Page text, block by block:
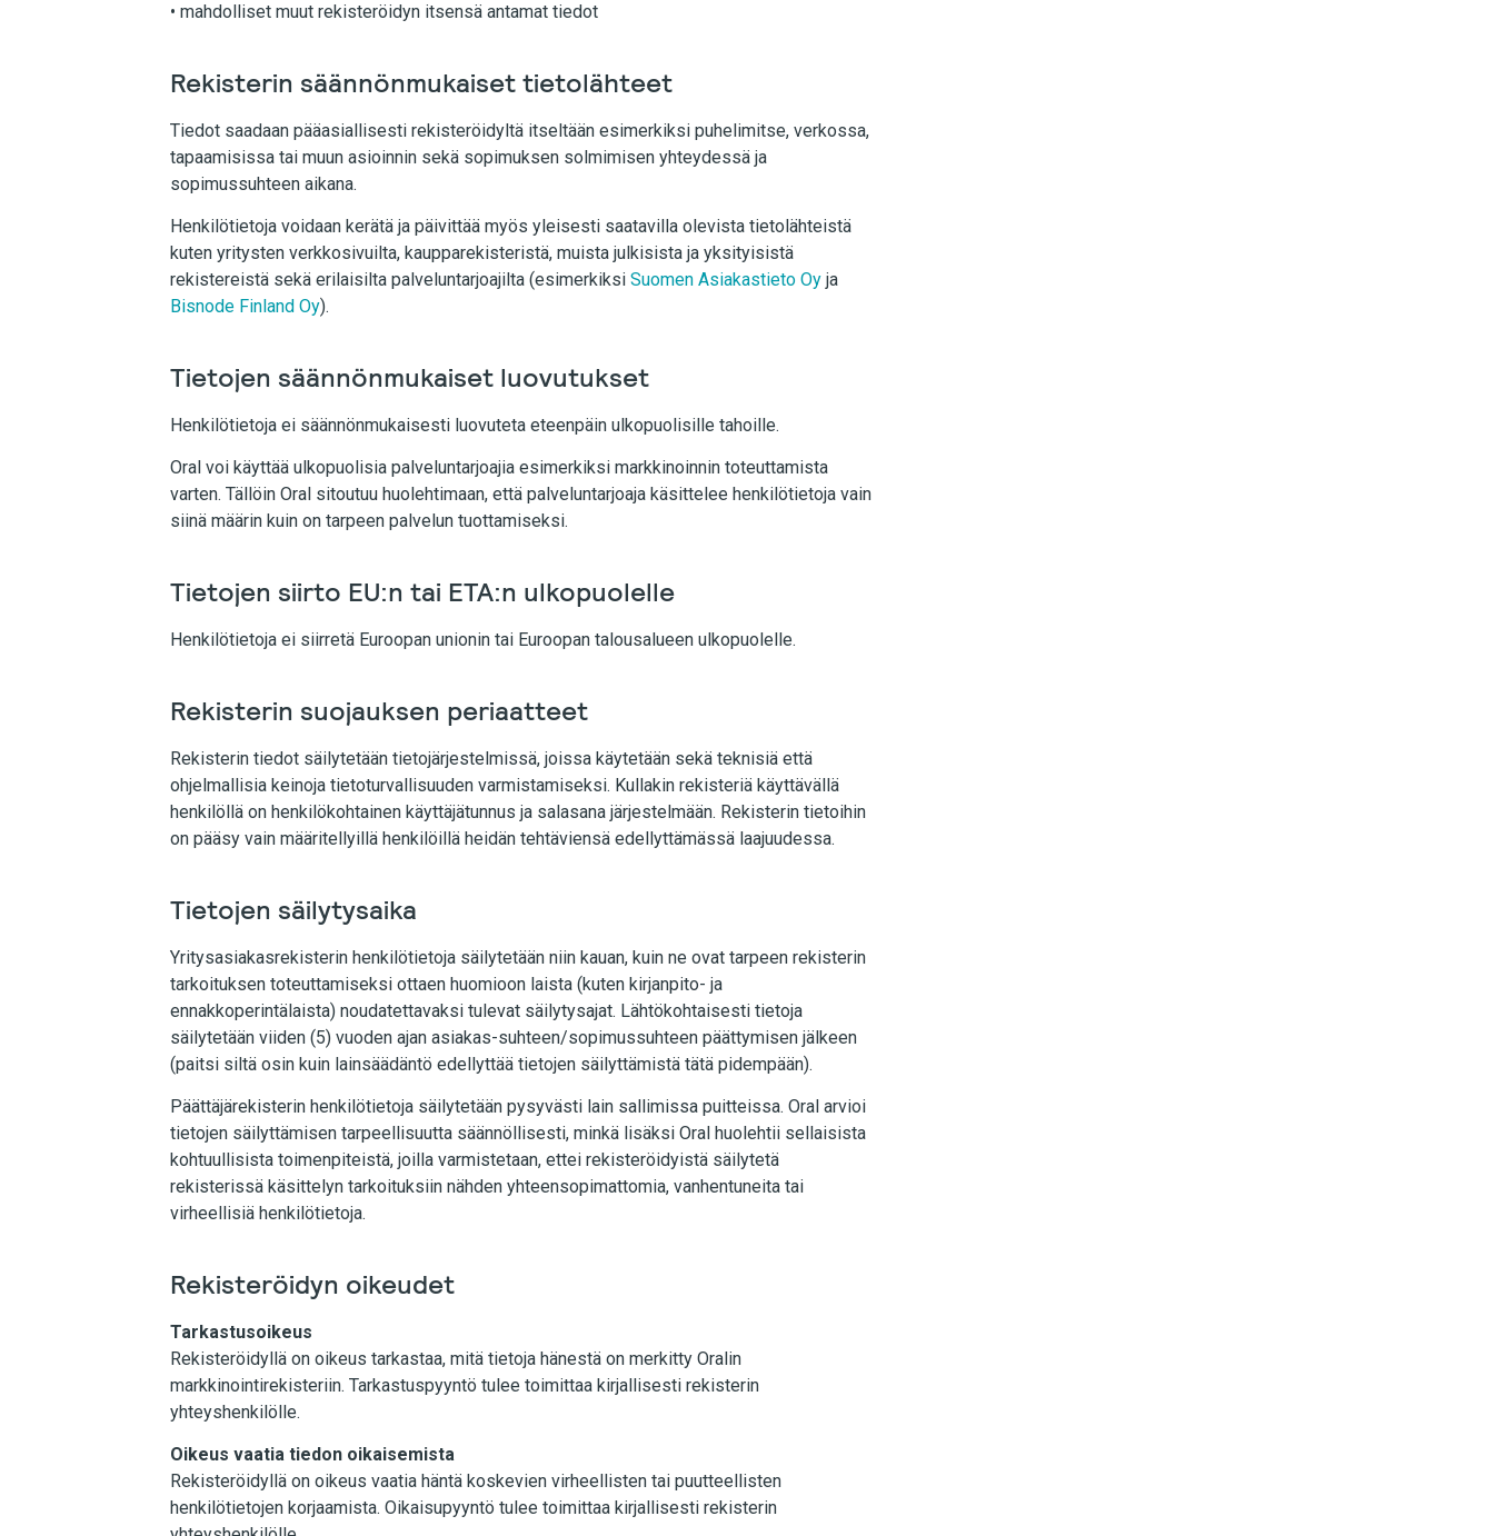
• mahdolliset muut rekisteröidyn itsensä antamat tiedot
Rekisterin säännönmukaiset tietolähteet
Tiedot saadaan pääasiallisesti rekisteröidyltä itseltään esimerkiksi puhelimitse, verkossa,
tapaamisissa tai muun asioinnin sekä sopimuksen solmimisen yhteydessä ja
sopimussuhteen aikana.
Henkilötietoja voidaan kerätä ja päivittää myös yleisesti saatavilla olevista tietolähteistä
kuten yritysten verkkosivuilta, kaupparekisteristä, muista julkisista ja yksityisistä
rekistereistä sekä erilaisilta palveluntarjoajilta (esimerkiksi Suomen Asiakastieto Oy ja
Bisnode Finland Oy).
Tietojen säännönmukaiset luovutukset
Henkilötietoja ei säännönmukaisesti luovuteta eteenpäin ulkopuolisille tahoille.
Oral voi käyttää ulkopuolisia palveluntarjoajia esimerkiksi markkinoinnin toteuttamista
varten. Tällöin Oral sitoutuu huolehtimaan, että palveluntarjoaja käsittelee henkilötietoja vain
siinä määrin kuin on tarpeen palvelun tuottamiseksi.
Tietojen siirto EU:n tai ETA:n ulkopuolelle
Henkilötietoja ei siirretä Euroopan unionin tai Euroopan talousalueen ulkopuolelle.
Rekisterin suojauksen periaatteet
Rekisterin tiedot säilytetään tietojärjestelmissä, joissa käytetään sekä teknisiä että
ohjelmallisia keinoja tietoturvallisuuden varmistamiseksi. Kullakin rekisteriä käyttävällä
henkilöllä on henkilökohtainen käyttäjätunnus ja salasana järjestelmään. Rekisterin tietoihin
on pääsy vain määritellyillä henkilöillä heidän tehtäviensä edellyttämässä laajuudessa.
Tietojen säilytysaika
Yritysasiakasrekisterin henkilötietoja säilytetään niin kauan, kuin ne ovat tarpeen rekisterin
tarkoituksen toteuttamiseksi ottaen huomioon laista (kuten kirjanpito- ja
ennakkoperintälaista) noudatettavaksi tulevat säilytysajat. Lähtökohtaisesti tietoja
säilytetään viiden (5) vuoden ajan asiakas-suhteen/sopimussuhteen päättymisen jälkeen
(paitsi siltä osin kuin lainsäädäntö edellyttää tietojen säilyttämistä tätä pidempään).
Päättäjärekisterin henkilötietoja säilytetään pysyvästi lain sallimissa puitteissa. Oral arvioi
tietojen säilyttämisen tarpeellisuutta säännöllisesti, minkä lisäksi Oral huolehtii sellaisista
kohtuullisista toimenpiteistä, joilla varmistetaan, ettei rekisteröidyistä säilytetä
rekisterissä käsittelyn tarkoituksiin nähden yhteensopimattomia, vanhentuneita tai
virheellisiä henkilötietoja.
Rekisteröidyn oikeudet
Tarkastusoikeus
Rekisteröidyllä on oikeus tarkastaa, mitä tietoja hänestä on merkitty Oralin
markkinointirekisteriin. Tarkastuspyyntö tulee toimittaa kirjallisesti rekisterin
yhteyshenkilölle.
Oikeus vaatia tiedon oikaisemista
Rekisteröidyllä on oikeus vaatia häntä koskevien virheellisten tai puutteellisten
henkilötietojen korjaamista. Oikaisupyyntö tulee toimittaa kirjallisesti rekisterin